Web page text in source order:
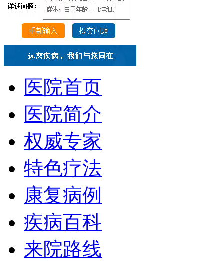
医院首页
医院简介
权威专家
特色疗法
康复病例
疾病百科
来院路线